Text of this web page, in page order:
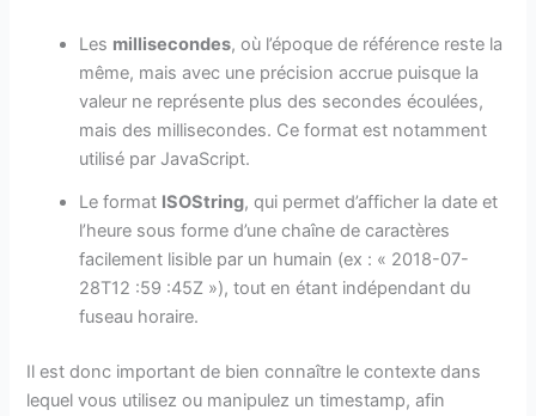
Les millisecondes, où l’époque de référence reste la
même, mais avec une précision accrue puisque la
valeur ne représente plus des secondes écoulées,
mais des millisecondes. Ce format est notamment
utilisé par JavaScript.
Le format ISOString, qui permet d’afficher la date et
l’heure sous forme d’une chaîne de caractères
facilement lisible par un humain (ex : « 2018-07-
28T12 :59 :45Z »), tout en étant indépendant du
fuseau horaire.
Il est donc important de bien connaître le contexte dans
lequel vous utilisez ou manipulez un timestamp, afin